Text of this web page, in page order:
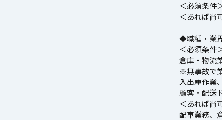
＜必須条件
＜あれば尚
◆職種・業
＜必須条件
倉庫・物流
※無事故で
入出庫作業
顧客・配送
＜あれば尚
配車業務、